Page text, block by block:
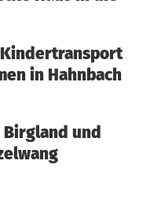
in Hahnbach
und